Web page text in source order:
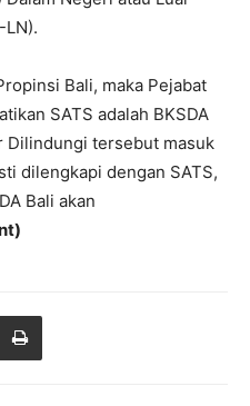
LN).
Bali, maka Pejabat
SATS adalah BKSDA
Dilindungi tersebut masuk
dilengkapi dengan SATS,
Bali akan